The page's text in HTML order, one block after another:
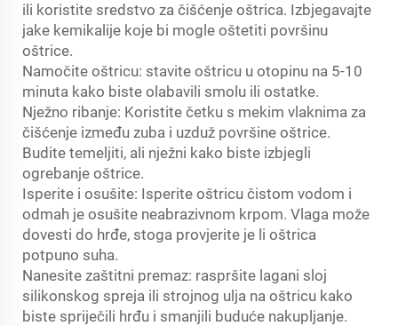
ili koristite sredstvo za čišćenje oštrica. Izbjegavajte
jake kemikalije koje bi mogle oštetiti površinu
oštrice.
Namočite oštricu: stavite oštricu u otopinu na 5-10
minuta kako biste olabavili smolu ili ostatke.
Nježno ribanje: Koristite četku s mekim vlaknima za
čišćenje između zuba i uzduž površine oštrice.
Budite temeljiti, ali nježni kako biste izbjegli
ogrebanje oštrice.
Isperite i osušite: Isperite oštricu čistom vodom i
odmah je osušite neabrazivnom krpom. Vlaga može
dovesti do hrđe, stoga provjerite je li oštrica
potpuno suha.
Nanesite zaštitni premaz: raspršite lagani sloj
silikonskog spreja ili strojnog ulja na oštricu kako
biste spriječili hrđu i smanjili buduće nakupljanje.